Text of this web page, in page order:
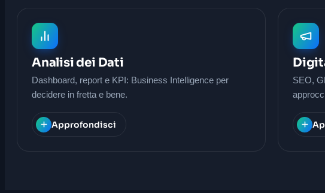
Analisi dei Dati
Dashboard, report e KPI: Business Intelligence per
decidere in fretta e bene.
Approfondisci
SEO,